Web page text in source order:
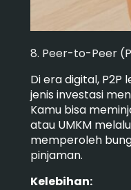
8. Peer-to-Peer
Di era digital,
jenis investasi
Kamu bisa
atau UMKM
memperoleh
pinjaman.
Kelebihan: